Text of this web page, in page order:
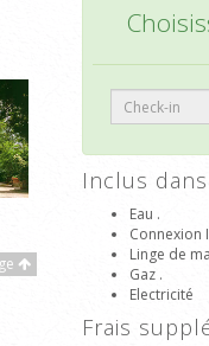
Inclus
Eau .
Connexion
Linge de
Gaz .
Electricité
Frais